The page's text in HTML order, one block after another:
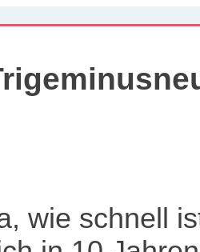
wie schnell